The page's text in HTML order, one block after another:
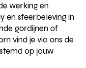
werking en
en sfeerbeleving in
gordijnen of
vind je via ons de
op jouw